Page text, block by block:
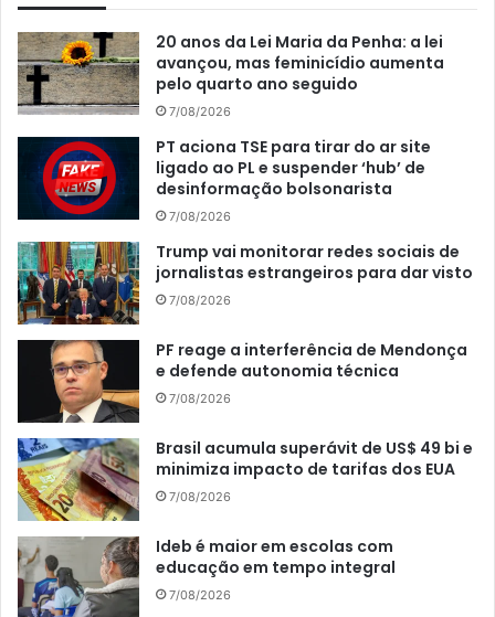
20 anos da Lei Maria da Penha: a lei
avançou, mas feminicídio aumenta
pelo quarto ano seguido
7/08/2026
PT aciona TSE para tirar do ar site
ligado ao PL e suspender ‘hub’ de
desinformação bolsonarista
7/08/2026
Trump vai monitorar redes sociais de
jornalistas estrangeiros para dar visto
7/08/2026
PF reage a interferência de Mendonça
e defende autonomia técnica
7/08/2026
Brasil acumula superávit de US$ 49 bi e
minimiza impacto de tarifas dos EUA
7/08/2026
Ideb é maior em escolas com
educação em tempo integral
7/08/2026